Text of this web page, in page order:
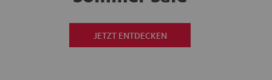
JETZT ENTDECKEN